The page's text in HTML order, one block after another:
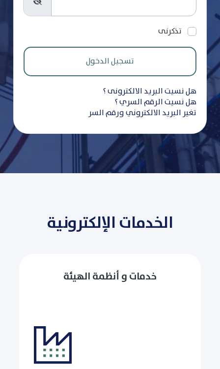
تذكرنى
هل نسيت البريد الالكترونى ؟
هل نسيت الرقم السري ؟
تغير البريد الالكتروني ورقم السر
الخدمات الإلكترونية
خدمات و أنظمة الهيئة